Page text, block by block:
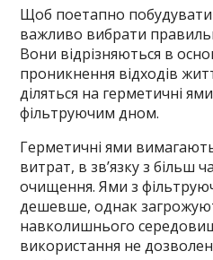
Щоб поетапно побудувати
важливо вибрати
Вони відрізняються в
проникнення відходів
діляться на герметичні
фільтруючим дном.
Герметичні ями
витрат, в зв’язку з більш
очищення. Ями з
дешевше, однак
навколишнього
використання не